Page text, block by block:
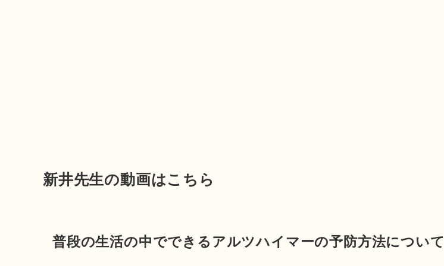
新井先生の動画はこちら
普段の生活の中でできるアルツハイマーの予防方法について